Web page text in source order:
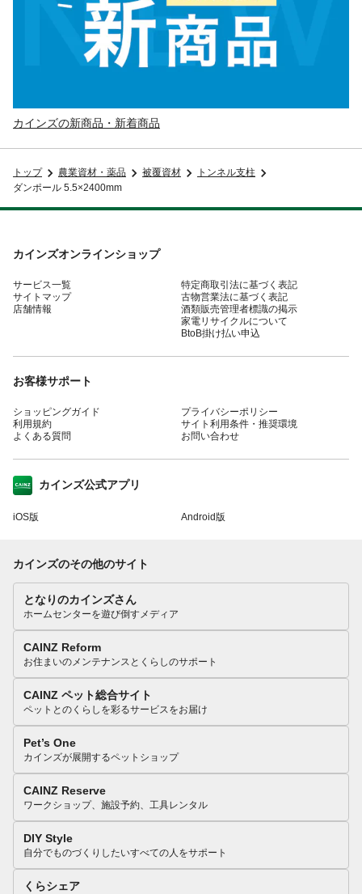
カインズの新商品・新着商品
トップ 農業資材・薬品 被覆資材
トンネル支柱
ダンポール 5.5×2400mm
カインズオンラインショップ
サービス一覧
サイトマップ
店舗情報
特定商取引法に基づく表記
古物営業法に基づく表記
酒類販売管理者標識の掲示
家電リサイクルについて
BtoB掛け払い申込
お客様サポート
ショッピングガイド
利用規約
よくある質問
プライバシーポリシー
サイト利用条件・推奨環境
お問い合わせ
カインズ公式アプリ
iOS版 Android版
カインズのその他のサイト
となりのカインズさん
ホームセンターを遊び倒すメディア
CAINZ Reform
お住まいのメンテナンスとくらしのサポート
CAINZ ペット総合サイト
ペットとのくらしを彩るサービスをお届け
Pet’s One
カインズが展開するペットショップ
CAINZ Reserve
ワークショップ、施設予約、工具レンタル
DIY Style
自分でものづくりしたいすべての人をサポート
くらシェア